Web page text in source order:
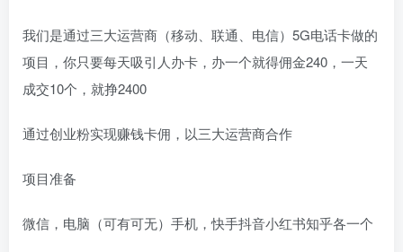
我们是通过三大运营商（移动、联通、电信）5G电话卡做的
项目，你只要每天吸引人办卡，办一个就得佣金240，一天
成交10个，就挣2400
通过创业粉实现赚钱卡佣，以三大运营商合作
项目准备
微信，电脑（可有可无）手机，快手抖音小红书知乎各一个